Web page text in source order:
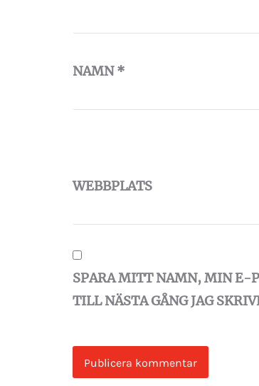
NAMN*
WEBBPLATS
SPARA MITT NAMN, MIN E-
TILL NÄSTA GÅNG JAG